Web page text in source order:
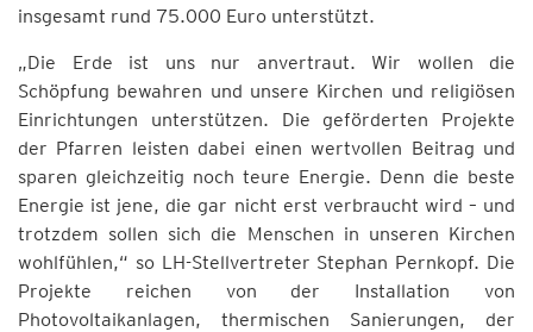
insgesamt rund 75.000 Euro unterstützt.
„Die Erde ist uns nur anvertraut. Wir wollen die
Schöpfung bewahren und unsere Kirchen und religiösen
Einrichtungen unterstützen. Die geförderten Projekte
der Pfarren leisten dabei einen wertvollen Beitrag und
sparen gleichzeitig noch teure Energie. Denn die beste
Energie ist jene, die gar nicht erst verbraucht wird – und
trotzdem sollen sich die Menschen in unseren Kirchen
wohlfühlen,“ so LH-Stellvertreter Stephan Pernkopf. Die
Projekte reichen von der Installation von
Photovoltaikanlagen, thermischen Sanierungen, der